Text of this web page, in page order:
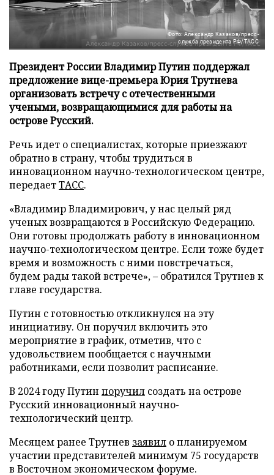
Фото: Александр Казаков/пресс-
служба президента РФ/ТАСС
Президент России Владимир Путин поддержал
предложение вице-премьера Юрия Трутнева
организовать встречу с отечественными
учеными, возвращающимися для работы на
острове Русский.
Речь идет о специалистах, которые приезжают
обратно в страну, чтобы трудиться в
инновационном научно-технологическом центре,
передаетТАСС.
«Владимир Владимирович, у нас целый ряд
ученых возвращаются в Российскую Федерацию.
Они готовы продолжать работу в инновационном
научно-технологическом центре. Если тоже будет
время и возможность с ними повстречаться,
будем рады такой встрече», – обратился Трутнев к
главе государства.
Путин с готовностью откликнулся на эту
инициативу. Он поручил включить это
мероприятие в график, отметив, что с
удовольствием пообщается с научными
работниками, если позволит расписание.
В 2024 году Путин поручил создать на острове
Русский инновационный научно-
технологический центр.
Месяцем ранее Трутнев заявил о планируемом
участии представителей минимум 75 государств
в Восточном экономическом форуме.